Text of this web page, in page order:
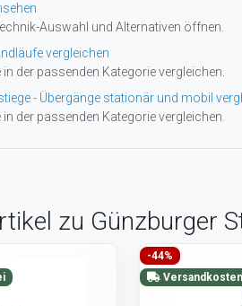
Auswahl und Alternativen öffnen.
vergleichen
der passenden Kategorie vergleichen.
- Übergänge stationär und mobil
der passenden Kategorie vergleichen.
zu Günzburger
-44%